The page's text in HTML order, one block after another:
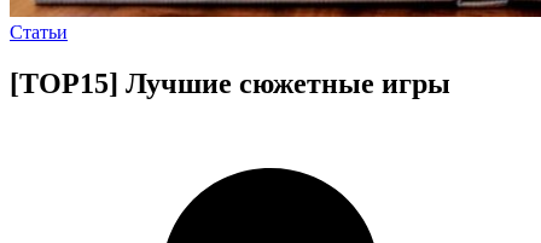
Статьи
[TOP15] Лучшие сюжетные игры